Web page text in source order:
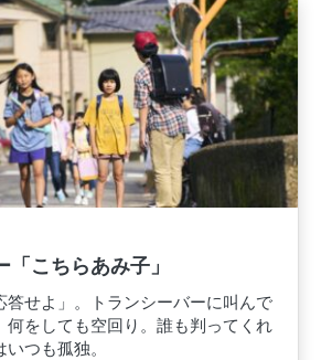
「こちらあみ子」
答せよ」。トランシーバーに叫んで
何をしても空回り。誰も判ってくれ
つも孤独。